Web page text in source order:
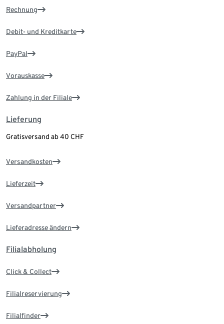
Rechnung
Debit- und Kreditkarte
PayPal
Vorauskasse
Zahlung in der Filiale
Lieferung
Gratisversand ab 40 CHF
Versandkosten
Lieferzeit
Versandpartner
Lieferadresse ändern
Filialabholung
Click & Collect
Filialreservierung
Filialfinder